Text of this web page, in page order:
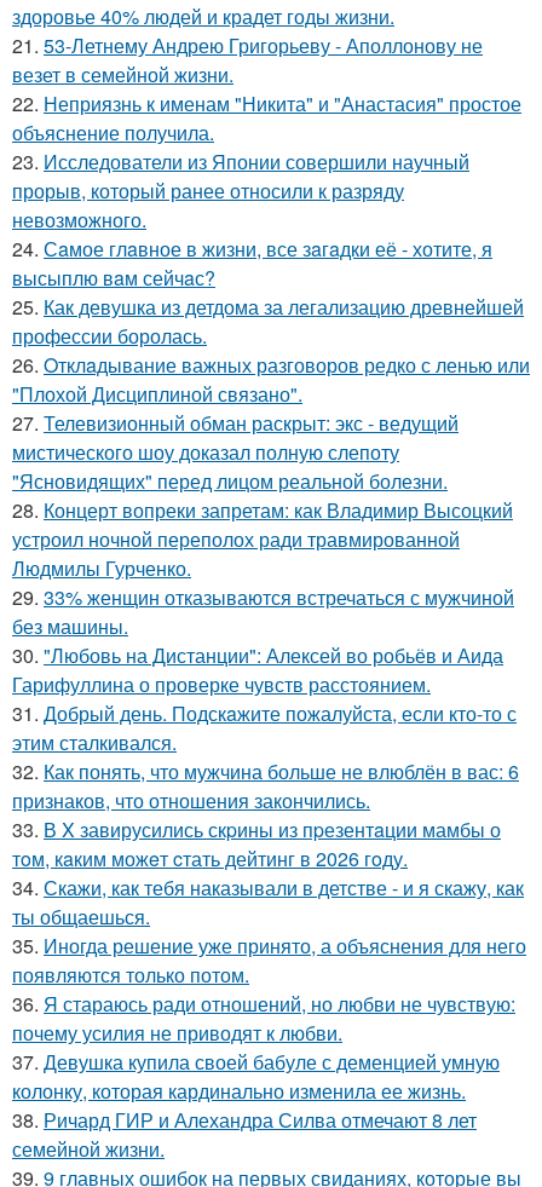
здоровье 40% людей и крадет годы жизни.
21. 53-Летнему Андрею Григорьеву - Аполлонову не
везет в семейной жизни.
22. Неприязнь к именам "Никита" и "Анастасия" простое
объяснение получила.
23. Исследователи из Японии совершили научный
прорыв, который ранее относили к разряду
невозможного.
24. Сaмое глaвное в жизни, все зaгaдки её - хотите, я
высыплю вaм сейчaс?
25. Как девушка из детдома за легализацию древнейшей
профессии боролась.
26. Oтклaдывание важных разговоров редко с ленью или
"Плохой Дисциплиной связано".
27. Телевизионный обман раскрыт: экс - ведущий
мистического шоу доказал полную слепоту
"Ясновидящих" перед лицом реальной болезни.
28. Концерт вопреки запретам: как Владимир Высоцкий
устроил ночной переполох ради травмированной
Людмилы Гурченко.
29. 33% женщин отказываются встречаться с мужчиной
без машины.
30. "Любовь на Дистанции": Алексей во робьёв и Аида
Гарифуллина о проверке чувств расстоянием.
31. Добрый день. Подскaжите пожалуйста, если кто-то с
этим сталкивался.
32. Как понять, что мужчина больше не влюблён в вас: 6
признаков, что отношения закончились.
33. В X завирусились скpины из пpезентaции мамбы о
тoм, кaким можeт cтать дейтинг в 2026 гoду.
34. Скажи, как тебя наказывали в детстве - и я скажу, как
ты общаешься.
35. Иногда решение уже принято, а объяснения для него
появляются только потом.
36. Я стараюсь ради отношений, но любви не чувствую:
почему усилия не приводят к любви.
37. Девушка купила своей бабуле с деменцией умную
колонку, которая кардинально изменила ее жизнь.
38. Ричард ГИР и Алехандра Силва отмечают 8 лет
семейной жизни.
39. 9 главных ошибок на первых свиданиях, которые вы